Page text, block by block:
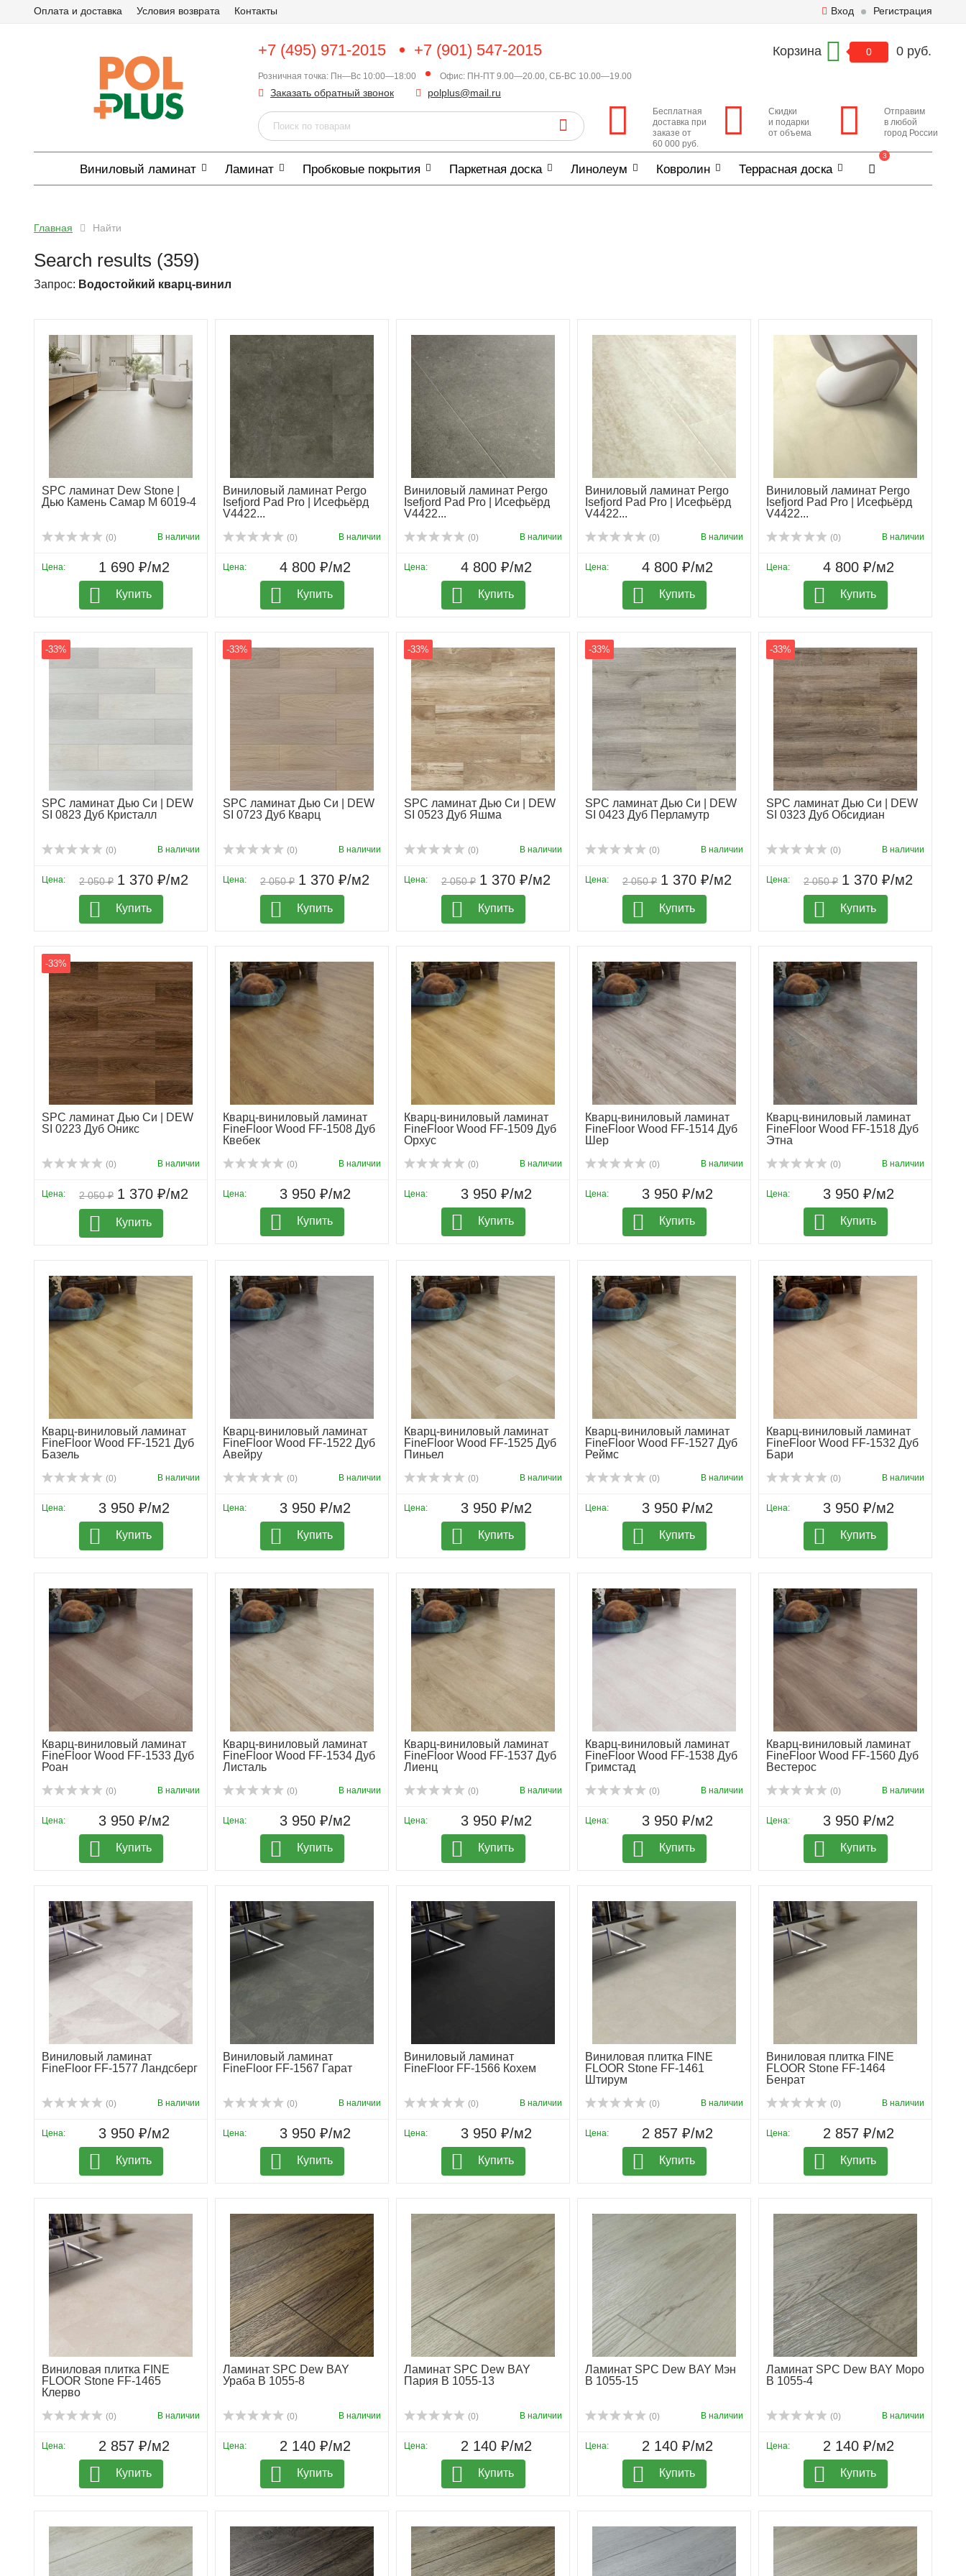
Оплата и доставка Условия возврата Контакты Вход Регистрация
+7 (495) 971-2015 +7 (901) 547-2015
Розничная точка: Пн—Вс 10:00—18:00 Офис: ПН-ПТ 9.00—20.00, СБ-ВС 10.00—19.00
Заказать обратный звонок polplus@mail.ru
Корзина 0 0 руб.
Бесплатная
доставка при
заказе от
60 000 руб.
Скидки
и подарки
от объема
Отправим
в любой
город России
Виниловый ламинат Ламинат Пробковые покрытия Паркетная доска Линолеум Ковролин Террасная доска
3
Главная Найти
Search results (359)
Запрос: Водостойкий кварц-винил
SPC ламинат Dew Stone |
Дью Камень Самар М 6019-4
(0) В наличии
Цена: 1 690 ₽/м2
Купить
Виниловый ламинат Pergo
Isefjord Pad Pro | Исефьёрд
V4422...
(0) В наличии
Цена: 4 800 ₽/м2
Купить
Виниловый ламинат Pergo
Isefjord Pad Pro | Исефьёрд
V4422...
(0) В наличии
Цена: 4 800 ₽/м2
Купить
Виниловый ламинат Pergo
Isefjord Pad Pro | Исефьёрд
V4422...
(0) В наличии
Цена: 4 800 ₽/м2
Купить
Виниловый ламинат Pergo
Isefjord Pad Pro | Исефьёрд
V4422...
(0) В наличии
Цена: 4 800 ₽/м2
Купить
-33%
SPC ламинат Дью Си | DEW
SI 0823 Дуб Кристалл
(0) В наличии
2 050 ₽
Цена: 1 370 ₽/м2
Купить
-33%
SPC ламинат Дью Си | DEW
SI 0723 Дуб Кварц
(0) В наличии
2 050 ₽
Цена: 1 370 ₽/м2
Купить
-33%
SPC ламинат Дью Си | DEW
SI 0523 Дуб Яшма
(0) В наличии
2 050 ₽
Цена: 1 370 ₽/м2
Купить
-33%
SPC ламинат Дью Си | DEW
SI 0423 Дуб Перламутр
(0) В наличии
2 050 ₽
Цена: 1 370 ₽/м2
Купить
-33%
SPC ламинат Дью Си | DEW
SI 0323 Дуб Обсидиан
(0) В наличии
2 050 ₽
Цена: 1 370 ₽/м2
Купить
-33%
SPC ламинат Дью Си | DEW
SI 0223 Дуб Оникс
(0) В наличии
2 050 ₽
Цена: 1 370 ₽/м2
Купить
Кварц-виниловый ламинат
FineFloor Wood FF-1508 Дуб
Квебек
(0) В наличии
Цена: 3 950 ₽/м2
Купить
Кварц-виниловый ламинат
FineFloor Wood FF-1509 Дуб
Орхус
(0) В наличии
Цена: 3 950 ₽/м2
Купить
Кварц-виниловый ламинат
FineFloor Wood FF-1514 Дуб
Шер
(0) В наличии
Цена: 3 950 ₽/м2
Купить
Кварц-виниловый ламинат
FineFloor Wood FF-1518 Дуб
Этна
(0) В наличии
Цена: 3 950 ₽/м2
Купить
Кварц-виниловый ламинат
FineFloor Wood FF-1521 Дуб
Базель
(0) В наличии
Цена: 3 950 ₽/м2
Купить
Кварц-виниловый ламинат
FineFloor Wood FF-1522 Дуб
Авейру
(0) В наличии
Цена: 3 950 ₽/м2
Купить
Кварц-виниловый ламинат
FineFloor Wood FF-1525 Дуб
Пиньел
(0) В наличии
Цена: 3 950 ₽/м2
Купить
Кварц-виниловый ламинат
FineFloor Wood FF-1527 Дуб
Реймс
(0) В наличии
Цена: 3 950 ₽/м2
Купить
Кварц-виниловый ламинат
FineFloor Wood FF-1532 Дуб
Бари
(0) В наличии
Цена: 3 950 ₽/м2
Купить
Кварц-виниловый ламинат
FineFloor Wood FF-1533 Дуб
Роан
(0) В наличии
Цена: 3 950 ₽/м2
Купить
Кварц-виниловый ламинат
FineFloor Wood FF-1534 Дуб
Листаль
(0) В наличии
Цена: 3 950 ₽/м2
Купить
Кварц-виниловый ламинат
FineFloor Wood FF-1537 Дуб
Лиенц
(0) В наличии
Цена: 3 950 ₽/м2
Купить
Кварц-виниловый ламинат
FineFloor Wood FF-1538 Дуб
Гримстад
(0) В наличии
Цена: 3 950 ₽/м2
Купить
Кварц-виниловый ламинат
FineFloor Wood FF-1560 Дуб
Вестерос
(0) В наличии
Цена: 3 950 ₽/м2
Купить
Виниловый ламинат
FineFloor FF-1577 Ландсберг
(0) В наличии
Цена: 3 950 ₽/м2
Купить
Виниловый ламинат
FineFloor FF-1567 Гарат
(0) В наличии
Цена: 3 950 ₽/м2
Купить
Виниловый ламинат
FineFloor FF-1566 Кохем
(0) В наличии
Цена: 3 950 ₽/м2
Купить
Виниловая плитка FINE
FLOOR Stone FF-1461
Штирум
(0) В наличии
Цена: 2 857 ₽/м2
Купить
Виниловая плитка FINE
FLOOR Stone FF-1464
Бенрат
(0) В наличии
Цена: 2 857 ₽/м2
Купить
Виниловая плитка FINE
FLOOR Stone FF-1465
Клерво
(0) В наличии
Цена: 2 857 ₽/м2
Купить
Ламинат SPC Dew BAY
Ураба B 1055-8
(0) В наличии
Цена: 2 140 ₽/м2
Купить
Ламинат SPC Dew BAY
Пария B 1055-13
(0) В наличии
Цена: 2 140 ₽/м2
Купить
Ламинат SPC Dew BAY Мэн
B 1055-15
(0) В наличии
Цена: 2 140 ₽/м2
Купить
Ламинат SPC Dew BAY Моро
B 1055-4
(0) В наличии
Цена: 2 140 ₽/м2
Купить